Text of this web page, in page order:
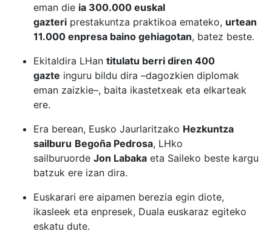
eman die ia 300.000 euskal
gazteri prestakuntza praktikoa emateko, urtean
11.000 enpresa baino gehiagotan, batez beste.
Ekitaldira LHan titulatu berri diren 400
gazte inguru bildu dira –dagozkien diplomak
eman zaizkie–, baita ikastetxeak eta elkarteak
ere.
Era berean, Eusko Jaurlaritzako Hezkuntza
sailburu Begoña Pedrosa, LHko
sailburuorde Jon Labaka eta Saileko beste kargu
batzuk ere izan dira.
Euskarari ere aipamen berezia egin diote,
ikasleek eta enpresek, Duala euskaraz egiteko
eskatu dute.